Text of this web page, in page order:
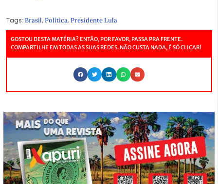
Tags: Brasil, Política, Presidente Lula
GOSTOU DESTA MATÉRIA? ENTÃO, POR FAVOR, PASSA PRA FRENTE.
COMPARTILHE EM TODAS AS SUAS REDES. NÃO CUSTA NADA, É SÓ CLICAR!